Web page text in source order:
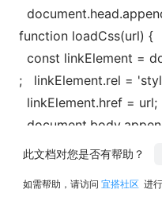
function loadCss(url) {
const linkElement =
; linkElement.rel =
linkElement.href = url;
(function loadAssets() {
platform/react-
此文档对您是否有帮助？
如需帮助，请访问 宜搭社区 进